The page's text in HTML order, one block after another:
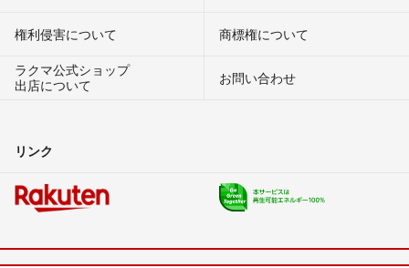
権利侵害について
商標権について
ラクマ公式ショップ
出店について
お問い合わせ
リンク